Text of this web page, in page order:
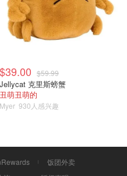
$39.00 $59.99
Jellycat 克里斯螃蟹
丑萌丑萌的
Myer 930人感兴趣
饭团外卖